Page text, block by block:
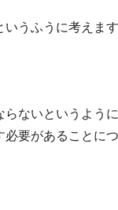
うふうに考えま
ないというように
要があることに